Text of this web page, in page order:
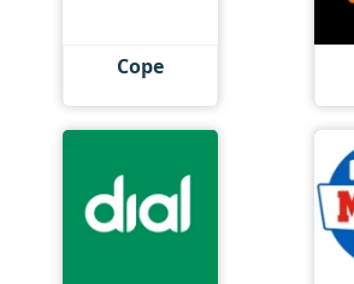
Cope